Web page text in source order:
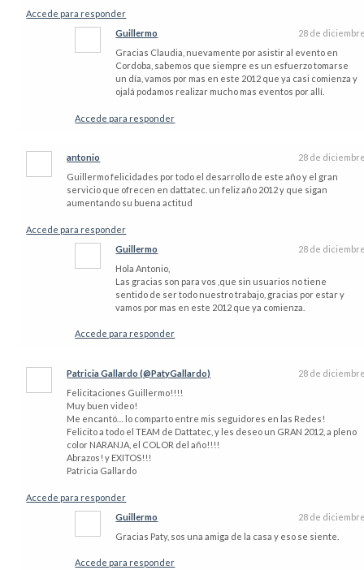
Accede para responder
Guillermo
28 de
Gracias Claudia, nuevamente por asistir al evento en
Cordoba, sabemos que siempre es un esfuerzo tomarse
un día, vamos por mas en este 2012 que ya casi comienza y
ojalá podamos realizar mucho mas eventos por allí.
Accede para responder
antonio
28 de
Guillermo felicidades por todo el desarrollo de este año y el gran
servicio que ofrecen en dattatec. un feliz año 2012 y que sigan
aumentando su buena actitud
Accede para responder
Guillermo
28 de
Hola Antonio,
Las gracias son para vos ,que sin usuarios no tiene
sentido de ser todo nuestro trabajo, gracias por estar y
vamos por mas en este 2012 que ya comienza.
Accede para responder
Patricia Gallardo (@PatyGallardo)
28 de
Felicitaciones Guillermo!!!!
Muy buen video!
Me encantó… lo comparto entre mis seguidores en las Redes!
Felicito a todo el TEAM de Dattatec, y les deseo un GRAN 2012, a pleno
color NARANJA, el COLOR del año!!!!
Abrazos! y EXITOS!!!
Patricia Gallardo
Accede para responder
Guillermo
28 de
Gracias Paty, sos una amiga de la casa y eso se siente.
Accede para responder